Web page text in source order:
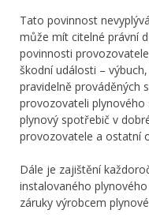
Tato povinnost
může mít citelné právní
povinnosti
škodní události –
pravidelně prováděných
provozovateli
plynový spotřebič v
provozovatele a ostatní
Dále je zajištění
instalovaného
záruky výrobcem